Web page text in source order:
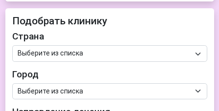
Подобрать клинику
Страна
Город